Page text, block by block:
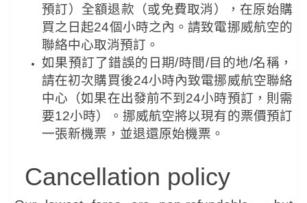
預訂）全額退款（或免費取消），在原始購
買之日起24個小時之內。請致電挪威航空的
聯絡中心取消預訂。
如果預訂了錯誤的日期/時間/目的地/名稱，
請在初次購買後24小時內致電挪威航空聯絡
中心（如果在出發前不到24小時預訂，則需
要12小時）。挪威航空將以現有的票價預訂
一張新機票，並退還原始機票。
Cancellation policy